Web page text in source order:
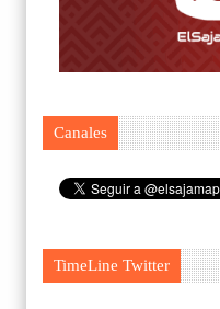
Canales
TimeLine Twitter